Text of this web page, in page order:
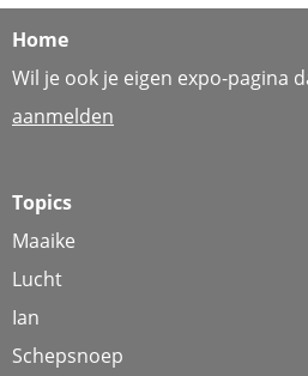
Home
Wil je ook je eigen expo-pagina
aanmelden
Topics
Maaike
Lucht
Ian
Schepsnoep